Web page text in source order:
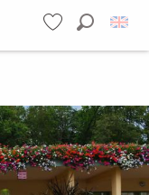
Voir les favoris